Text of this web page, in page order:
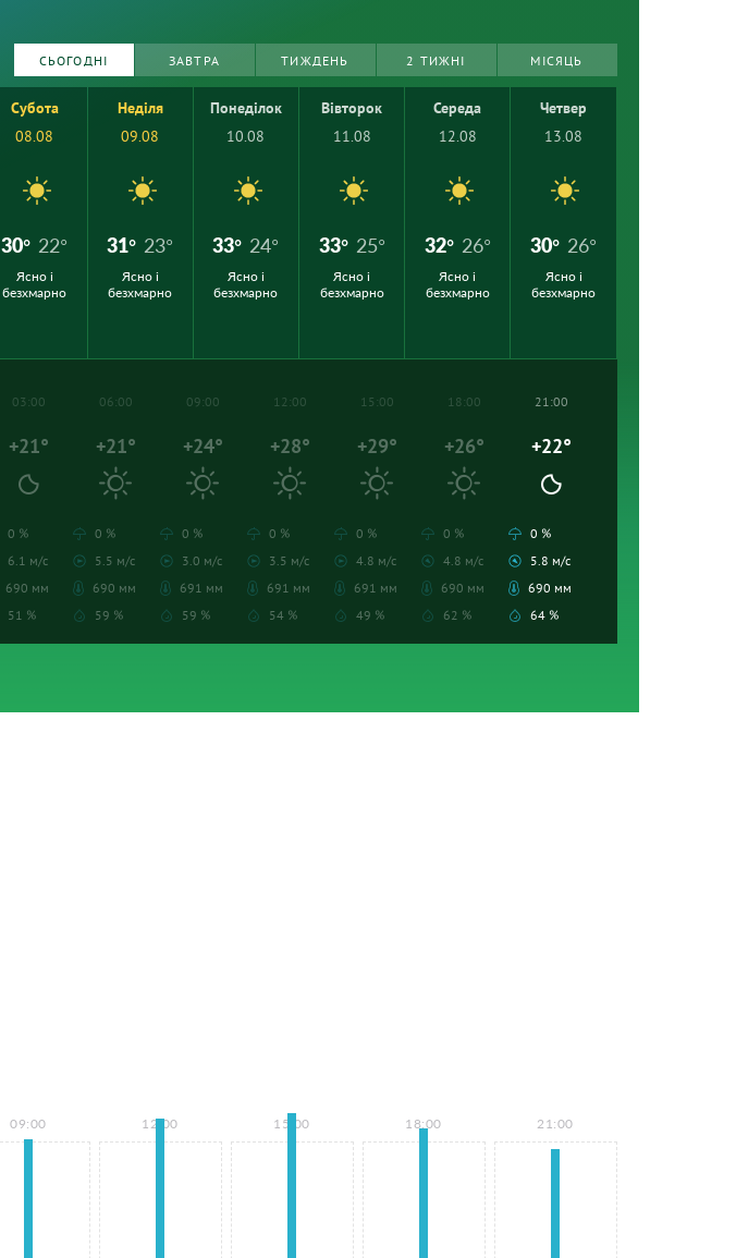
СЬОГОДНІ ЗАВТРА ТИЖДЕНЬ 2 ТИЖНІ МІСЯЦЬ
Субота
08.08
30° 22°
Ясно і
безхмарно
Неділя
09.08
31° 23°
Ясно і
безхмарно
Понеділок
10.08
33° 24°
Ясно і
безхмарно
Вівторок
11.08
33° 25°
Ясно і
безхмарно
Середа
12.08
32° 26°
Ясно і
безхмарно
Четвер
13.08
30° 26°
Ясно і
безхмарно
03:00
+21°
0 %
6.1 м/с
690 мм
51 %
06:00
+21°
0 %
5.5 м/с
690 мм
59 %
09:00
+24°
0 %
3.0 м/с
691 мм
59 %
12:00
+28°
0 %
3.5 м/с
691 мм
54 %
15:00
+29°
0 %
4.8 м/с
691 мм
49 %
18:00
+26°
0 %
4.8 м/с
690 мм
62 %
21:00
+22°
0 %
5.8 м/с
690 мм
64 %
09:00 12:00 15:00 18:00 21:00